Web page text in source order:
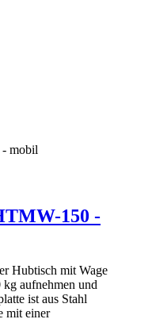
150 -
Hubtisch mit Wage
aufnehmen und
ist aus Stahl
mit einer